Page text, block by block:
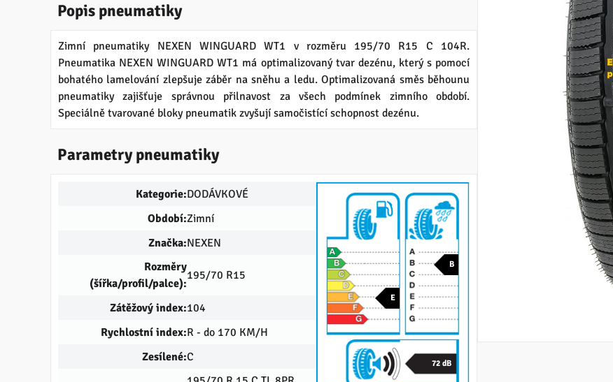
Popis pneumatiky
Zimní pneumatiky NEXEN WINGUARD WT1 v rozměru 195/70 R15 C 104R.
Pneumatika NEXEN WINGUARD WT1 má optimalizovaný tvar dezénu, který s pomocí
bohatého lamelování zlepšuje záběr na sněhu a ledu. Optimalizovaná směs běhounu
pneumatiky zajišťuje správnou přilnavost za všech podmínek zimního období.
Speciálně tvarované bloky pneumatik zvyšují samočistící schopnost dezénu.
Parametry pneumatiky
Kategorie:DODÁVKOVÉ
Období:Zimní
Značka:NEXEN
Rozměry
(šířka/profil/palce):
195/70 R15
Zátěžový index:104
Rychlostní index:R - do 170 KM/H
Zesílené:C
E
B
72 dB